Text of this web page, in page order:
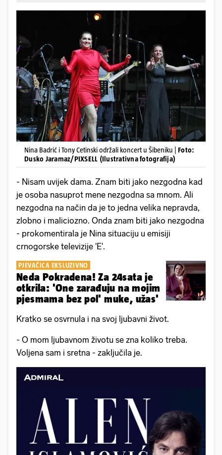
Nina Badrić i Tony Cetinski održali koncert u Šibeniku | Foto:
Dusko Jaramaz/PIXSELL (Ilustrativna fotografija)
- Nisam uvijek dama. Znam biti jako nezgodna kad
je osoba nasuprot mene nezgodna sa mnom. Ali
nezgodna na način da je to jedna velika nepravda,
zlobno i maliciozno. Onda znam biti jako nezgodna
- prokomentirala je Nina situaciju u emisiji
crnogorske televizije 'E'.
PJEVAČICA EKSLUZIVNO
Neda Pokradena! Za 24sata je
otkrila: 'One zarađuju na mojim
pjesmama bez pol' muke, užas'
Kratko se osvrnula i na svoj ljubavni život.
- O mom ljubavnom životu se zna koliko treba.
Voljena sam i sretna - zaključila je.